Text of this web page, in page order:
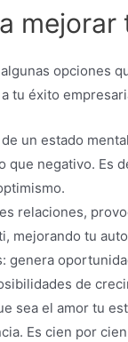
mejorar
opciones
tu éxito
un estado
que negativo. Es
relaciones,
mejorando tu
genera
de
sea el amor tu
Es cien por